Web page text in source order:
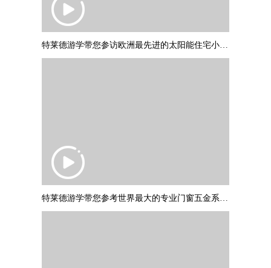
特莱德游学带您参访欧洲最先进的太阳能住宅小区：德国弗莱堡“太阳船
特莱德游学带您参考世界最大的专业门窗五金系统制作商：德国诺托集团